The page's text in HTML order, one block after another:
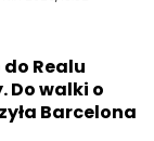
Realu
Do walki o
Barcelona